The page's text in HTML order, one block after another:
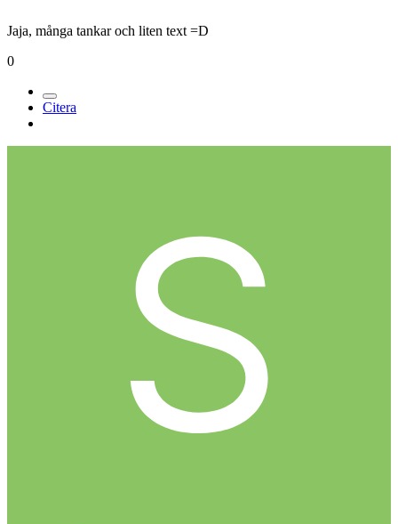
Jaja, många tankar och liten text =D
0
Citera